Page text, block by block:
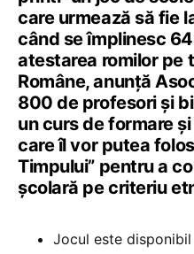
care urmează să fie
când se împlinesc
atestarea romilor pe
Române, anunță
800 de profesori și
un curs de formare
care îl vor putea
Timpului” pentru a
școlară pe criteriu
Jocul este